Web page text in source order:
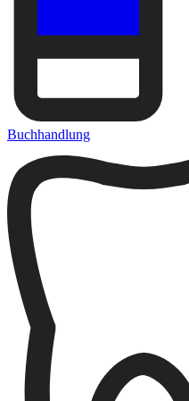
Buchhandlung